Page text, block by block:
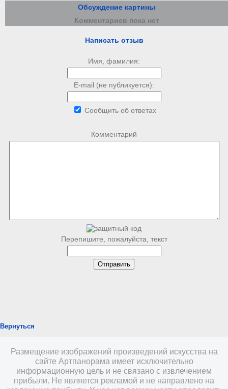
Обсуждение картины
Комментариев пока нет
Написать отзыв
Имя, фамилия:
E-mail (не публикуется):
Сообщить об ответах
Комментарий
Перепишите, пожалуйста, текст
Вернуться
Размещение изображений произведений искусства на
сайте Артпанорама имеет исключительно
информационную цель и не связано с извлечением
прибыли. Не является рекламой и не направлено на